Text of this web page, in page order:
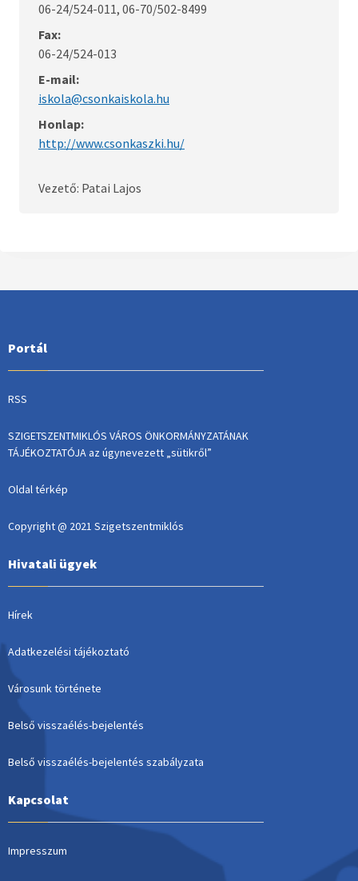
06-24/524-011, 06-70/502-8499
Fax:
06-24/524-013
E-mail:
iskola@csonkaiskola.hu
Honlap:
http://www.csonkaszki.hu/
Vezető: Patai Lajos
Portál
RSS
SZIGETSZENTMIKLÓS VÁROS ÖNKORMÁNYZATÁNAK
TÁJÉKOZTATÓJA az úgynevezett „sütikről”
Oldal térkép
Copyright @ 2021 Szigetszentmiklós
Hivatali ügyek
Hírek
Adatkezelési tájékoztató
Városunk története
Belső visszaélés-bejelentés
Belső visszaélés-bejelentés szabályzata
Kapcsolat
Impresszum